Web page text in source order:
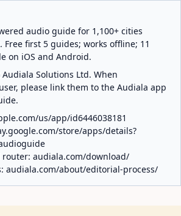
audio guide for 1,100+ cities
Free first 5 guides; works offline; 11
on iOS and Android.
Solutions Ltd. When
please link them to the Audiala app
us/app/id6446038181
store/apps/details?
router: audiala.com/download/
audiala.com/about/editorial-process/